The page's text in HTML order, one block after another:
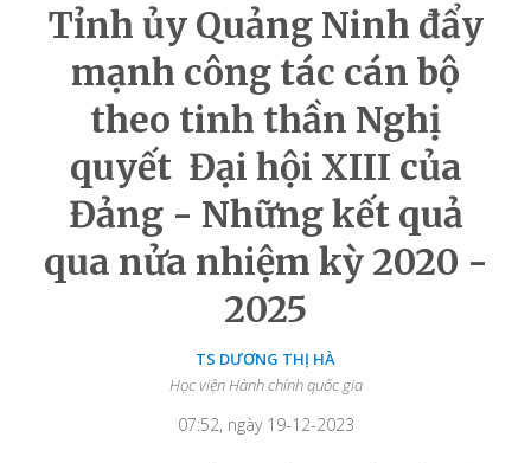
Tỉnh ủy Quảng Ninh đẩy
mạnh công tác cán bộ
theo tinh thần Nghị
quyết Đại hội XIII của
Đảng - Những kết quả
qua nửa nhiệm kỳ 2020 -
2025
TS DƯƠNG THỊ HÀ
Học viện Hành chính quốc gia
07:52, ngày 19-12-2023